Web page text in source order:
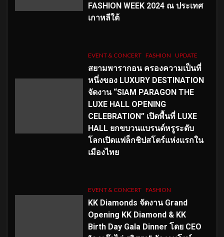
FASHION WEEK 2024 ณ ประเทศ
เกาหลีใต้
EVENT & CONCERT FASHION UPDATE
สยามพารากอน ครองความเป็นที่
หนึ่งของ LUXURY DESTINATION
จัดงาน “SIAM PARAGON THE
LUXE HALL OPENING
CELEBRATION” เปิดพื้นที่ LUXE
HALL ยกขบวนแบรนด์หรูระดับ
โลกเปิดแฟล็กชิปสโตร์แห่งแรกใน
เมืองไทย
EVENT & CONCERT FASHION
KK Diamonds จัดงาน Grand
Opening KK Diamond & KK
Birth Day Gala Dinner โดย CEO